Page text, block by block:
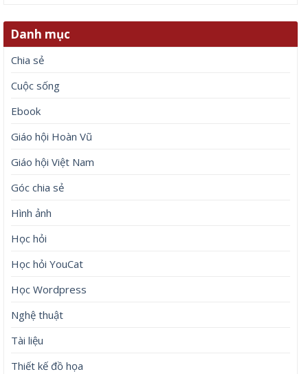
Danh mục
Chia sẻ
Cuộc sống
Ebook
Giáo hội Hoàn Vũ
Giáo hội Việt Nam
Góc chia sẻ
Hình ảnh
Học hỏi
Học hỏi YouCat
Học Wordpress
Nghệ thuật
Tài liệu
Thiết kế đồ họa